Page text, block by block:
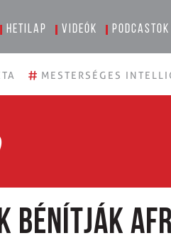
Hetilap Videók Podcastok
# MESTERSÉGES
bénítják